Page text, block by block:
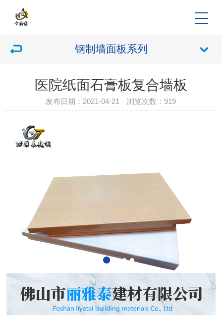
钢制墙面板系列
医院纸面石膏板复合墙板
发布日期：2021-04-21 浏览次数： 919